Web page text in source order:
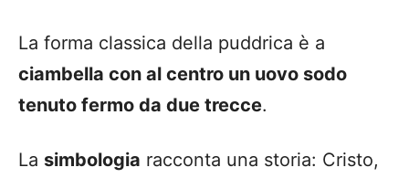
La forma classica della puddrica è a
ciambella con al centro un uovo sodo
tenuto fermo da due trecce.
La simbologia racconta una storia: Cristo,